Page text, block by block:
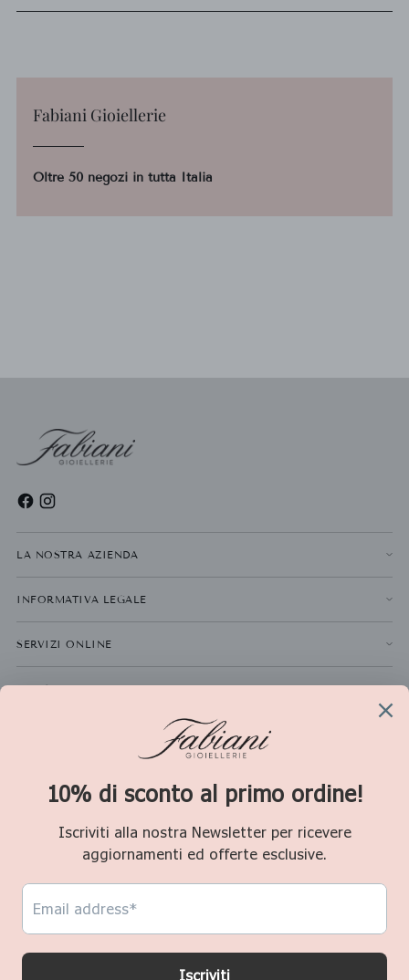
Fabiani Gioiellerie
Oltre 50 negozi in tutta Italia
LA NOSTRA AZIENDA
INFORMATIVA LEGALE
SERVIZI ONLINE
NEWSLETTER
Valuta
Copyright © 2026,Fabiani Gioiellerie
condizioni d'uso e l'informativa sulla privacy.